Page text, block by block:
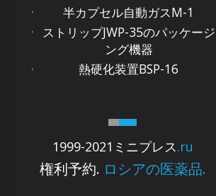
1999-2021ミニプレス.ru
権利予約. ロシアの医薬品.
半カプセル自動ガスM-1
ストリップJWP-35のパッケージ
ング機器
熱硬化装置BSP-16